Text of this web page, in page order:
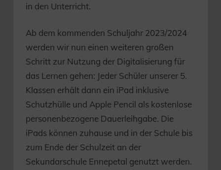
in den Unterricht.
Ab dem kommenden Schuljahr 2023/2024
werden wir nun einen weiteren großen
Schritt zur Nutzung der Digitalisierung für
das Lernen gehen: Jeder Schüler unserer 5.
Klassen erhält dann ein iPad inklusive
Schutzhülle und Apple Pencil als kostenlose
personenbezogene Dauerleihgabe. Die
iPads können zuhause und in der Schule bis
zum Ende der Schulzeit an der
Sekundarschule Ennepetal genutzt werden.